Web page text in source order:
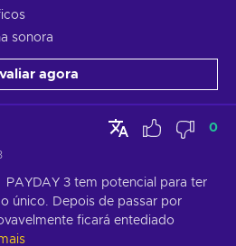
sonora
agora
0
PAYDAY 3 tem potencial para ter
único. Depois de passar por
ficará entediado